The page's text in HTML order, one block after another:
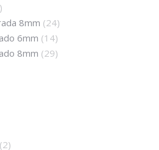
8mm (24)
6mm (14)
8mm (29)
(2)